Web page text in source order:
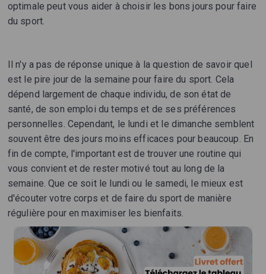
optimale peut vous aider à choisir les bons jours pour faire
du sport.
Il n'y a pas de réponse unique à la question de savoir quel
est le pire jour de la semaine pour faire du sport. Cela
dépend largement de chaque individu, de son état de
santé, de son emploi du temps et de ses préférences
personnelles. Cependant, le lundi et le dimanche semblent
souvent être des jours moins efficaces pour beaucoup. En
fin de compte, l'important est de trouver une routine qui
vous convient et de rester motivé tout au long de la
semaine. Que ce soit le lundi ou le samedi, le mieux est
d'écouter votre corps et de faire du sport de manière
régulière pour en maximiser les bienfaits.